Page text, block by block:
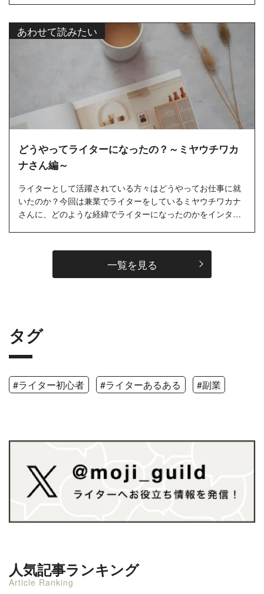
あわせて読みたい
どうやってライターになったの？～ミヤウチワカ
ナさん編～
ライターとして活躍されている方々はどうやってお仕事に就
いたのか？今回は兼業でライターをしているミヤウチワカナ
さんに、どのような経緯でライターになったのかをインタビ
一覧を見る
タグ
#ライター初心者 #ライターあるある #副業
人気記事ランキング
Article Ranking